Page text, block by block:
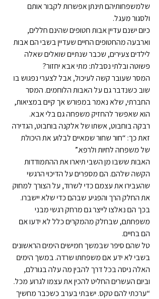
שלמשפחותיהם תינתן אפשרות לקבור אותם
ולסגור מעגל.
כיום ישנם עדיין אבות חטופים שהינם חללים,
וארבעה מהחטופים החיים שעדיין בשבי הם אבות
לילדים צעירים, שכבר שנתיים שואלים שאלה
פשוטה ובלתי נסבלת: מתי אבא יחזור?
המסר שעובר קשה לעיכול, אבל לצערי נפגוש בו
שוב כשנדבר גם על האבות הלוחמים. המסר
החברתי, שלא נאמר במפורש אך קיים במציאות,
הוא שאפשר להחזיק משפחה גם בלי אבא.
רבקה בוחבוט, אשתו של אלקנה בוחבוט, הגדירה
זאת כך: “חור שחור שמאיים לבלוע את היכולת
של משפחה לחיות ולרפא.”
האבות ששבו מן השבי תיארו את ההתמודדות
הקשה שלהם. הם מספרים על הדיכוי הרגשי
שהעבירו את עצמם כדי לשרוד, על הצורך למחוק
את החלק הרך והפגיע שבהם כדי שלא יישברו.
בכך הם נאלצו לייצר גם מרחק רגשי מבני
משפחתם, שבחלק מהמקרים כלל לא ידעו אם
הם בחיים.
טל שהם סיפר שבמשך חמישים הימים הראשונים
בשבי לא ידע אם משפחתו שרדה. במשך הימים
האלה ניסה בכל דרך להבין מה עלה בגורלם,
וביום העשרים החליט להכין את עצמו לגרוע מכל.
“ערכתי להם טקס. ישבתי בערב כשכבר מחשיך